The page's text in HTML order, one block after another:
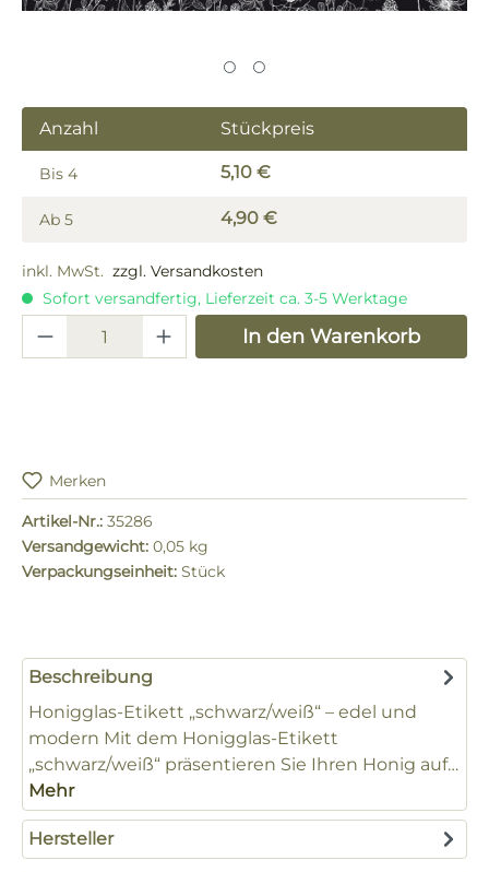
Anzahl Stückpreis
Bis 4 5,10 €
Ab 5 4,90 €
inkl. MwSt. zzgl. Versandkosten
Sofort versandfertig, Lieferzeit ca. 3-5 Werktage
Produkt Anzahl: Gib denIn den Warenkorb
Merken
Artikel-Nr.: 35286
Versandgewicht: 0,05 kg
Verpackungseinheit: Stück
Beschreibung
Honigglas-Etikett „schwarz/weiß“ – edel und
modern Mit dem Honigglas-Etikett
„schwarz/weiß“ präsentieren Sie Ihren Honig auf…
Mehr
Hersteller